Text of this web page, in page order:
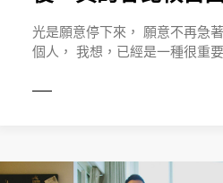
光是願意停下來， 願意不再急
個人， 我想，已經是一種很重